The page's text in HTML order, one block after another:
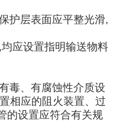
护层表面应平整光滑,
应设置指明输送物料
毒、有腐蚀性介质设
相应的阻火装置、过
的设置应符合有关规